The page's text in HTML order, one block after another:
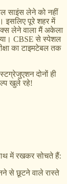
साइंस लेने को नहीं
इसलिए पूरे शहर में
लेने वाला मैं अकेला
CBSE से स्पेशल
का टाइमटेबल तक
दोनों ही
खुले रहे!
में रखकर सोचते हैं:
से छूटने वाले रास्ते